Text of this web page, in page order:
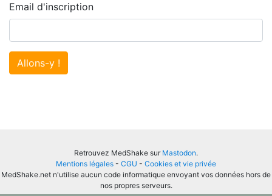
Email d'inscription
Allons-y !
Retrouvez MedShake sur Mastodon.
Mentions légales - CGU - Cookies et vie privée
MedShake.net n'utilise aucun code informatique envoyant vos données hors de
nos propres serveurs.